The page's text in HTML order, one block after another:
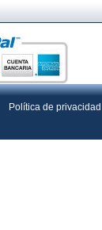
Política de privacidad